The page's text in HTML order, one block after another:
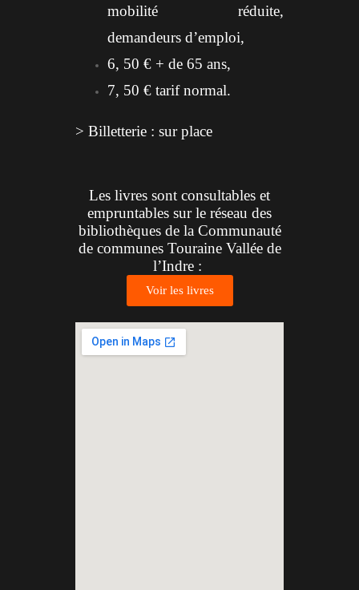
mobilité réduite,
demandeurs d’emploi,
6, 50 € + de 65 ans,
7, 50 € tarif normal.
> Billetterie : sur place
Les livres sont consultables et
empruntables sur le réseau des
bibliothèques de la Communauté
de communes Touraine Vallée de
l’Indre :
Voir les livres